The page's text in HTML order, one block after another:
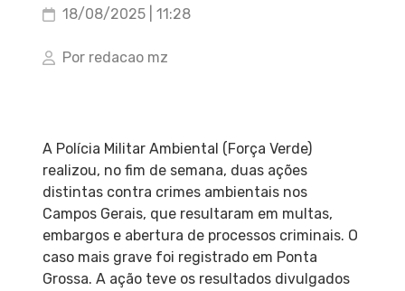
18/08/2025 | 11:28
Por redacao mz
A Polícia Militar Ambiental (Força Verde)
realizou, no fim de semana, duas ações
distintas contra crimes ambientais nos
Campos Gerais, que resultaram em multas,
embargos e abertura de processos criminais. O
caso mais grave foi registrado em Ponta
Grossa. A ação teve os resultados divulgados